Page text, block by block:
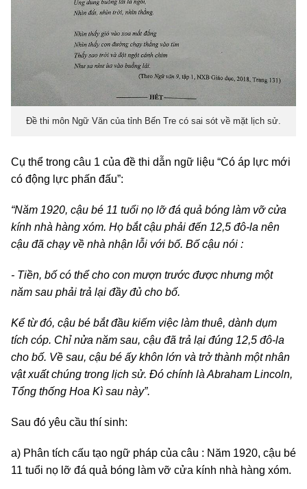
Đề thi môn Ngữ Văn của tỉnh Bến Tre có sai sót về mặt lịch sử.
Cụ thể trong câu 1 của đề thi dẫn ngữ liệu “Có áp lực mới
có động lực phấn đấu”:
“Năm 1920, cậu bé 11 tuổi nọ lỡ đá quả bóng làm vỡ cửa
kính nhà hàng xóm. Họ bắt cậu phải đến 12,5 đô-la nên
cậu đã chạy về nhà nhận lỗi với bố. Bố cậu nói :
- Tiền, bố có thể cho con mượn trước được nhưng một
năm sau phải trả lại đầy đủ cho bố.
Kể từ đó, cậu bé bắt đầu kiếm việc làm thuê, dành dụm
tích cóp. Chỉ nửa năm sau, cậu đã trả lại đúng 12,5 đô-la
cho bố. Về sau, cậu bé ấy khôn lớn và trở thành một nhân
vật xuất chúng trong lịch sử. Đó chính là Abraham Lincoln,
Tổng thống Hoa Kì sau này”.
Sau đó yêu cầu thí sinh:
a) Phân tích cấu tạo ngữ pháp của câu : Năm 1920, cậu bé
11 tuổi nọ lỡ đá quả bóng làm vỡ cửa kính nhà hàng xóm.